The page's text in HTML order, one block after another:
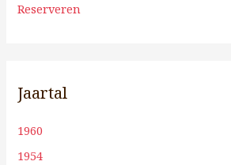
Reserveren
Jaartal
1960
1954